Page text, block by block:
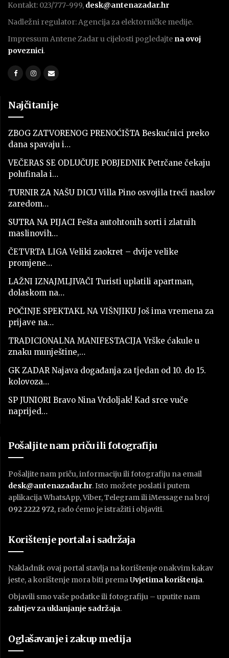
Kontakt: 023/777-999, desk@antenazadar.hr
Nadležni regulator: Agencija za elektorničke medije.
Impressum Antene Zadar u cijelosti pogledajte na ovoj
poveznici.
Najčitanije
ZBOG ZATVORENOG PRENOĆIŠTA Beskućnici preko
dana spavaju i…
VEČERAS SE ODLUČUJE POBJEDNIK Petrčane čekaju
polufinala i…
TURNIR ZA NAŠU DICU Villa Pino osvojila treći naslov
zaredom…
SUTRA NA PIJACI Fešta autohtonih sorti i zlatnih
maslinovih…
ČETVRTA LIGA Veliki zaokret – dvije velike
promjene…
LAŽNI IZNAJMLJIVAČI Turisti uplatili apartman,
dolaskom na…
POČINJE SPEKTAKL NA VIŠNJIKU Još ima vremena za
prijave na…
TRADICIONALNA MANIFESTACIJA Vrške ćakule u
znaku munještine,…
GK ZADAR Najava događanja za tjedan od 10. do 15.
kolovoza…
SP JUNIORI Bravo Nina Vrdoljak! Kad srce vuče
naprijed…
Pošaljite nam priču ili fotografiju
Pošaljite nam priču, informaciju ili fotografiju na email
desk@antenazadar.hr. Isto možete poslati i putem
aplikacija WhatsApp, Viber, Telegram ili iMessage na broj
092 2222 972, rado ćemo je istražiti i objaviti.
Korištenje portala i sadržaja
Nakladnik ovaj portal stavlja na korištenje onakvim kakav
jeste, a korištenje mora biti prema Uvjetima korištenja.
Objavili smo vaše podatke ili fotografiju – uputite nam
zahtjev za uklanjanje sadržaja.
Oglašavanje i zakup medija